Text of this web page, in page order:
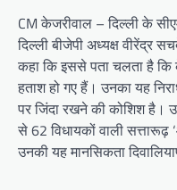
CM केजरीवाल – दिल्ली के
दिल्ली बीजेपी अध्यक्ष वीरेंद्र
कहा कि इससे पता चलता है
हताश हो गए हैं। उनका यह
पर जिंदा रखने की कोशिश है।
से 62 विधायकों वाली सत्तारूढ़
उनकी यह मानसिकता